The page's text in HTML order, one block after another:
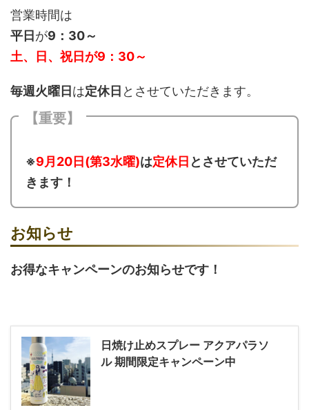
営業時間は
平日 が9：30～
土、日、祝日が9：30～
毎週火曜日 は定休日 とさせていただきます。
【重要】
※9月20日(第3水曜)は定休日 とさせていただ
きます！
お知らせ
お得なキャンペーンのお知らせです！
日焼け止めスプレー アクアパラソ
ル 期間限定キャンペーン中